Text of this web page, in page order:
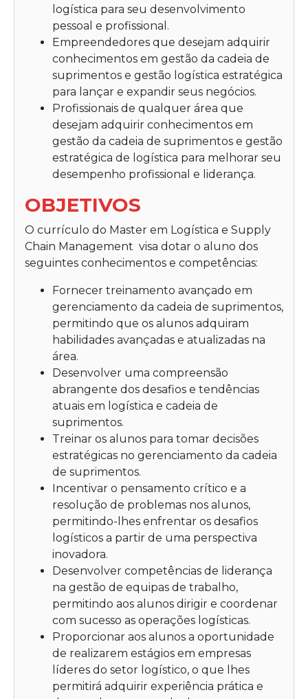
logística para seu desenvolvimento
pessoal e profissional.
Empreendedores que desejam adquirir
conhecimentos em gestão da cadeia de
suprimentos e gestão logística estratégica
para lançar e expandir seus negócios.
Profissionais de qualquer área que
desejam adquirir conhecimentos em
gestão da cadeia de suprimentos e gestão
estratégica de logística para melhorar seu
desempenho profissional e liderança.
OBJETIVOS
O currículo do Master em Logística e Supply
Chain Management visa dotar o aluno dos
seguintes conhecimentos e competências:
Fornecer treinamento avançado em
gerenciamento da cadeia de suprimentos,
permitindo que os alunos adquiram
habilidades avançadas e atualizadas na
área.
Desenvolver uma compreensão
abrangente dos desafios e tendências
atuais em logística e cadeia de
suprimentos.
Treinar os alunos para tomar decisões
estratégicas no gerenciamento da cadeia
de suprimentos.
Incentivar o pensamento crítico e a
resolução de problemas nos alunos,
permitindo-lhes enfrentar os desafios
logísticos a partir de uma perspectiva
inovadora.
Desenvolver competências de liderança
na gestão de equipas de trabalho,
permitindo aos alunos dirigir e coordenar
com sucesso as operações logísticas.
Proporcionar aos alunos a oportunidade
de realizarem estágios em empresas
líderes do setor logístico, o que lhes
permitirá adquirir experiência prática e